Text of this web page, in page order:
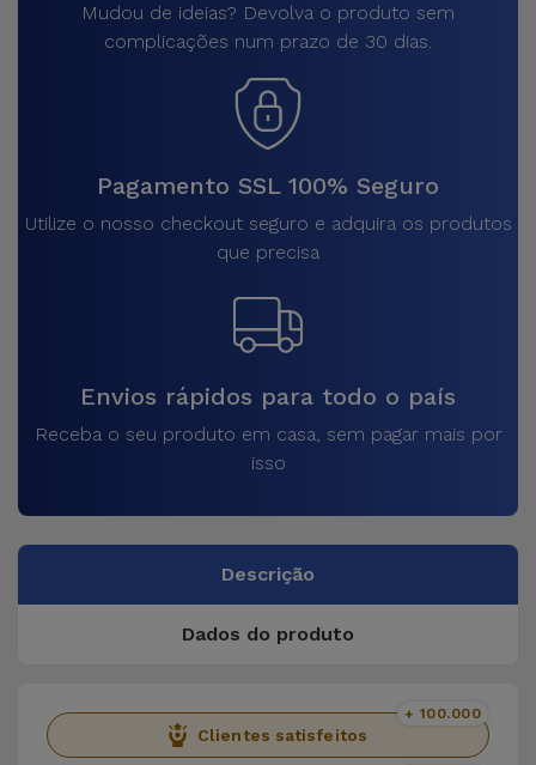
Mudou de ideias? Devolva o produto sem
complicações num prazo de 30 dias.
Pagamento SSL 100% Seguro
Utilize o nosso checkout seguro e adquira os produtos
que precisa
Envios rápidos para todo o país
Receba o seu produto em casa, sem pagar mais por
isso
Descrição
Dados do produto
Clientes satisfeitos
+ 100.000